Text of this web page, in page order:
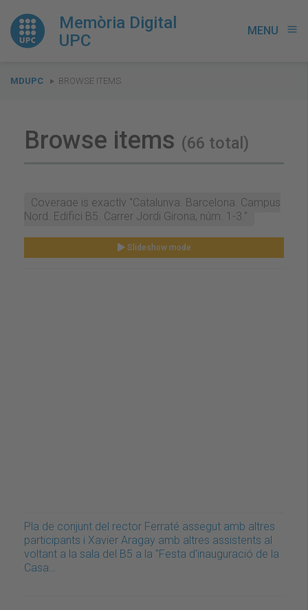
Memòria Digital
UPC
MENU menu
You
MDUPC BROWSE ITEMS
Browse items (66 total)
Coverage is exactly "Catalunya. Barcelona. Campus
Nord. Edifici B5. Carrer Jordi Girona, núm. 1-3."
Slideshow mode
Pla de conjunt del rector Ferraté assegut amb altres
participants i Xavier Aragay amb altres assistents al
voltant a la sala del B5 a la "Festa d'inauguració de la
Casa…